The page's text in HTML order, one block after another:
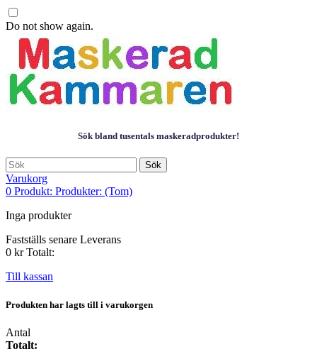
Do not show again.
Sök bland tusentals maskeradprodukter!
Sök
Varukorg
0 Produkt: Produkter: (Tom)
Inga produkter
Fastställs senare Leverans
0 kr Totalt:
Till kassan
Produkten har lagts till i varukorgen
Antal
Totalt: